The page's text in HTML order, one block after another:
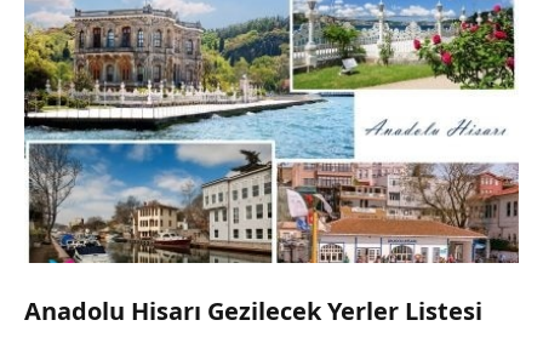
Anadolu Hisarı Gezilecek Yerler Listesi